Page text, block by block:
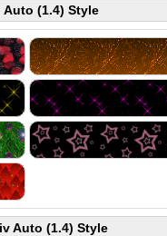
Auto (1.4) Style
Auto (1.4) Style